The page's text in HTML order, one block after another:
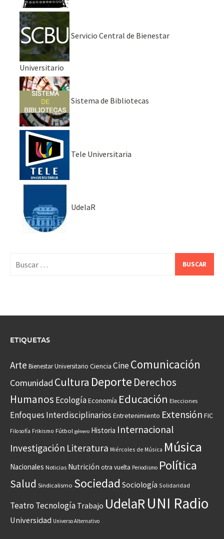
Servicio Central de Bienestar
Universitario
Sistema de Bibliotecas
Tele Universitaria
UdelaR
ETIQUETAS
Arte Bienestar Universitario Ciencia CineComunicación
Comunidad Cultura Deporte Derechos
Humanos EcologíaEconomía Educación Elecciones
Enfoques Interdisciplinarios Entretenimiento Extensión FIC
Filosofía Frikismo Fútbol género Historia Internacional
Investigación Literatura Miércoles de Música Música
Nacionales Noticias Nutrición otra vuelta Periodismo Política
Salud Sindicalismo Sociedad Sociología Solidaridad
Teatro Tecnología Trabajo UdelaRUNI Radio
Universidad Universo Alternativo